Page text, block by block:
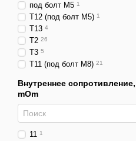
под болт М5 1
T12 (под болт М5) 1
Т13 4
T2 26
T3 5
T11 (под болт М8) 21
Внутреннее сопротивление,
mOm
11 1